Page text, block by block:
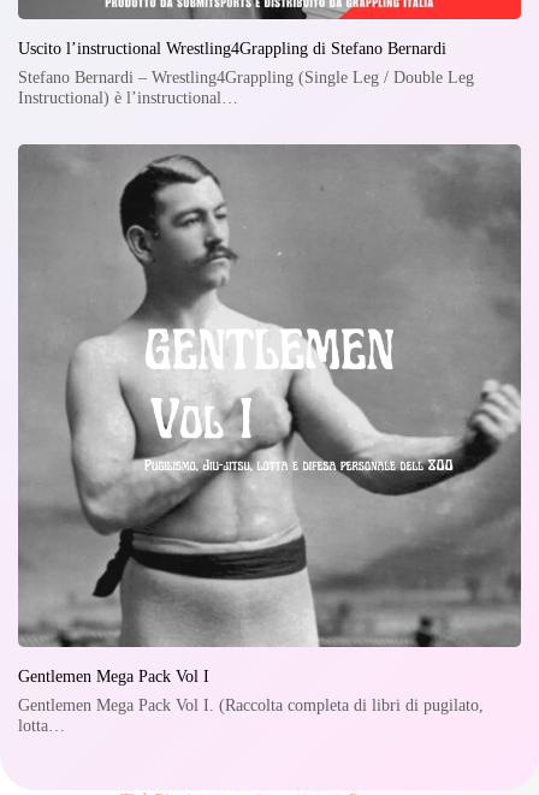
Uscito l’instructional Wrestling4Grappling di Stefano Bernardi
Stefano Bernardi – Wrestling4Grappling (Single Leg / Double Leg
Instructional) è l’instructional…
Gentlemen Mega Pack Vol I
Gentlemen Mega Pack Vol I. (Raccolta completa di libri di pugilato,
lotta…